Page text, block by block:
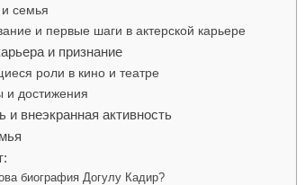
и семья
и первые шаги в актерской карьере
и признание
роли в кино и театре
и достижения
и внеэкранная активность
биография Догулу Кадир?